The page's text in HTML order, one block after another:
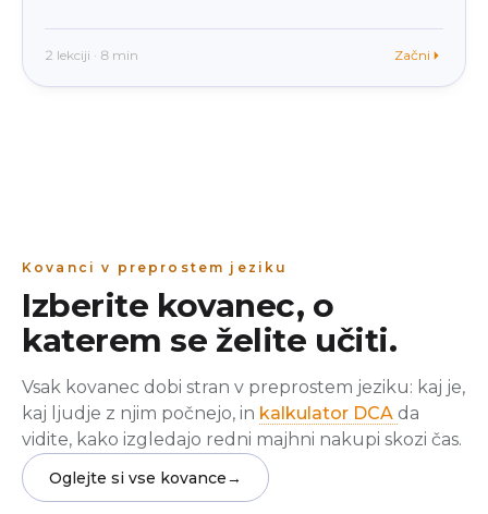
2 lekciji · 8 min Začni
Kovanci v preprostem jeziku
Izberite kovanec, o
katerem se želite učiti.
Vsak kovanec dobi stran v preprostem jeziku: kaj je,
kaj ljudje z njim počnejo, in kalkulator DCA da
vidite, kako izgledajo redni majhni nakupi skozi čas.
Oglejte si vse kovance→